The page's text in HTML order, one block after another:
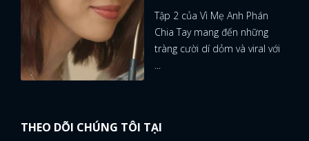
Tập 2 của Vì Mẹ Anh Phán
Chia Tay mang đến những
tràng cười dí dỏm và viral với
THEO DÕI CHÚNG TÔI TẠI